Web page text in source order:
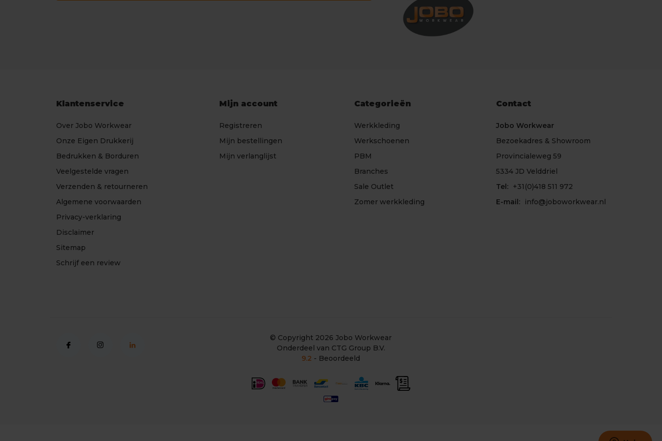
Klantenservice
Over Jobo Workwear
Onze Eigen Drukkerij
Bedrukken & Borduren
Veelgestelde vragen
Verzenden & retourneren
Algemene voorwaarden
Privacy-verklaring
Disclaimer
Sitemap
Schrijf een review
Mijn account
Registreren
Mijn bestellingen
Mijn verlanglijst
Categorieën
Werkkleding
Werkschoenen
PBM
Branches
Sale Outlet
Zomer werkkleding
Contact
Jobo Workwear
Bezoekadres & Showroom
Provincialeweg 59
5334 JD Velddriel
Tel: +31(0)418 511 972
E-mail:
info@joboworkwear.nl
© Copyright 2026 Jobo Workwear
Onderdeel van CTG Group B.V.
9.2 - Beoordeeld